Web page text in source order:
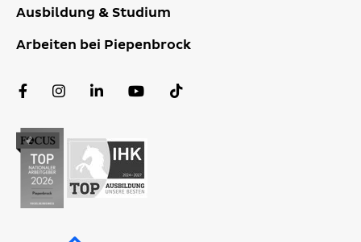
Ausbildung & Studium
Arbeiten bei Piepenbrock
FacebookInstagram
LinkedInYouTube